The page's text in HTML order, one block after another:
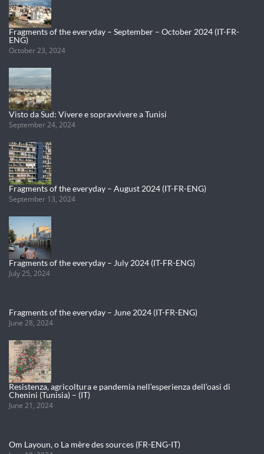
Fragments of the everyday – September – October 2024 (IT-FR-
ENG)
October 23, 2024
Visto da Sud: Vivere e sopravvivere a Tunisi
September 24, 2024
Fragments of the everyday – August 2024 (IT-FR-ENG)
September 13, 2024
Fragments of the everyday – July 2024 (IT-FR-ENG)
July 25, 2024
Fragments of the everyday – June 2024 (IT-FR-ENG)
June 28, 2024
Resistenza, agricoltura e pandemia nell’esperienza dell’oasi di
Chenini (Tunisia) – (IT)
June 21, 2024
Om Layoun, o La mère des sources (FR-ENG-IT)